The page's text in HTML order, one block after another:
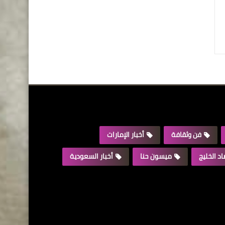
فن وثقافة
أخبار الإمارات
الخليج
ميسون حنا أخبار السعودية